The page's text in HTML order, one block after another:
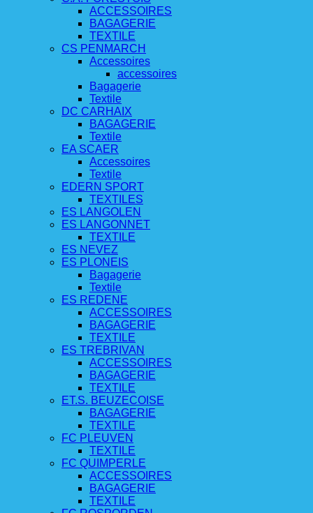
ACCESSOIRES
BAGAGERIE
TEXTILE
CS PENMARCH
Accessoires
accessoires
Bagagerie
Textile
DC CARHAIX
BAGAGERIE
Textile
EA SCAER
Accessoires
Textile
EDERN SPORT
TEXTILES
ES LANGOLEN
ES LANGONNET
TEXTILE
ES NEVEZ
ES PLONEIS
Bagagerie
Textile
ES REDENE
ACCESSOIRES
BAGAGERIE
TEXTILE
ES TREBRIVAN
ACCESSOIRES
BAGAGERIE
TEXTILE
ET.S. BEUZECOISE
BAGAGERIE
TEXTILE
FC PLEUVEN
TEXTILE
FC QUIMPERLE
ACCESSOIRES
BAGAGERIE
TEXTILE